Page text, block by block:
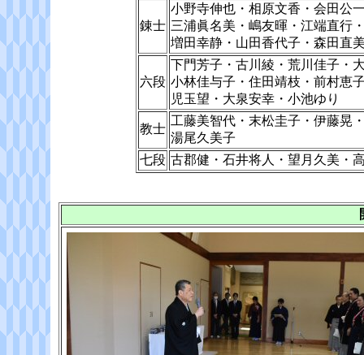
錬士
小野寺伸也・相原文香・会田公
三浦眞名美・嶋友暉・江端直行
増田幸静・山田香代子・森田直
六段
下門芳子・古川綾・荒川佳子・
小林佳与子・住田靖枝・前村恵
児玉望・大泉安幸・小池ゆり
教士
工藤美智代・末松圭子・伊藤晃
湯尾久美子
七段 古郡健・石井将人・望月久美・